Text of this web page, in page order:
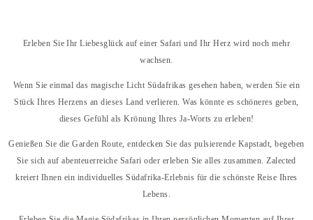
Erleben Sie Ihr Liebesglück auf einer Safari und Ihr Herz wird noch mehr
wachsen.
Wenn Sie einmal das magische Licht Südafrikas gesehen haben, werden Sie ein
Stück Ihres Herzens an dieses Land verlieren. Was könnte es schöneres geben,
dieses Gefühl als Krönung Ihres Ja-Worts zu erleben!
Genießen Sie die Garden Route, entdecken Sie das pulsierende Kapstadt, begeben
Sie sich auf abenteuerreiche Safari oder erleben Sie alles zusammen. Zalected
kreiert Ihnen ein individuelles Südafrika-Erlebnis für die schönste Reise Ihres
Lebens.